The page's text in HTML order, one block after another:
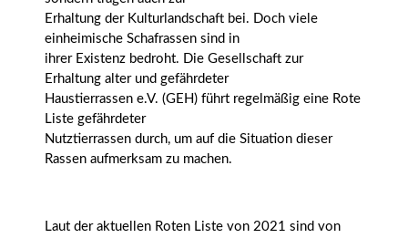
Erhaltung der Kulturlandschaft bei. Doch viele
einheimische Schafrassen sind in
ihrer Existenz bedroht. Die Gesellschaft zur
Erhaltung alter und gefährdeter
Haustierrassen e.V. (GEH) führt regelmäßig eine Rote
Liste gefährdeter
Nutztierrassen durch, um auf die Situation dieser
Rassen aufmerksam zu machen.
Laut der aktuellen Roten Liste von 2021 sind von